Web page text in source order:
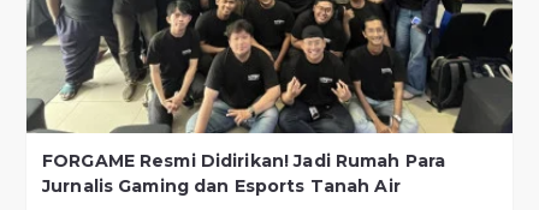
FORGAME Resmi Didirikan! Jadi Rumah Para
Jurnalis Gaming dan Esports Tanah Air